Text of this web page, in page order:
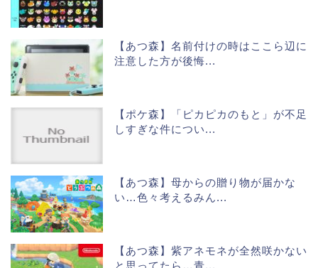
【あつ森】名前付けの時はここら辺に
注意した方が後悔...
【ポケ森】「ピカピカのもと」が不足
しすぎな件につい...
【あつ森】母からの贈り物が届かな
い…色々考えるみん...
【あつ森】紫アネモネが全然咲かない